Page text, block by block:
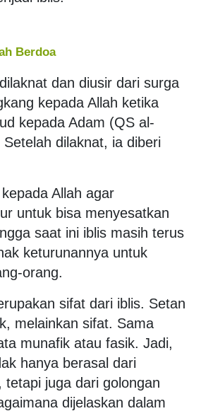
Berdoa
dan diusir dari surga
kepada Allah ketika
kepada Adam (QS al-
dilaknat, ia diberi
Allah agar
untuk bisa menyesatkan
saat ini iblis masih terus
keturunannya untuk
orang.
sifat dari iblis. Setan
melainkan sifat. Sama
munafik atau fasik. Jadi,
hanya berasal dari
tetapi juga dari golongan
dijelaskan dalam